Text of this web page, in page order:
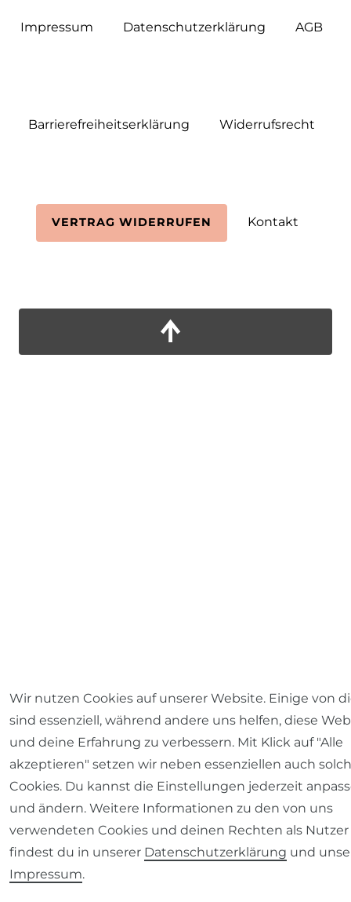
Impressum Daten­schutz­erklärung AGB
Barrierefreiheitserklärung Widerrufs­recht
VERTRAG WIDERRUFEN Kontakt
Wir nutzen Cookies auf unserer Website. Einige von
sind essenziell, während andere uns helfen, diese
und deine Erfahrung zu verbessern. Mit Klick auf "Alle
akzeptieren" setzen wir neben essenziellen auch
Cookies. Du kannst die Einstellungen jederzeit
und ändern. Weitere Informationen zu den von uns
verwendeten Cookies und deinen Rechten als Nutzer
findest du in unserer Daten­schutz­erklärung und
Impressum.